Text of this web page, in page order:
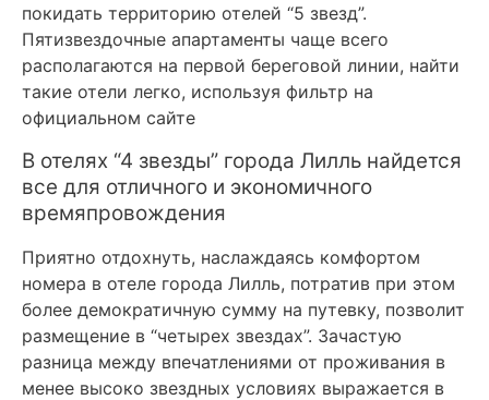
покидать территорию отелей “5 звезд”.
Пятизвездочные апартаменты чаще всего
располагаются на первой береговой линии, найти
такие отели легко, используя фильтр на
официальном сайте
В отелях “4 звезды” города Лилль найдется
все для отличного и экономичного
времяпровождения
Приятно отдохнуть, наслаждаясь комфортом
номера в отеле города Лилль, потратив при этом
более демократичную сумму на путевку, позволит
размещение в “четырех звездах”. Зачастую
разница между впечатлениями от проживания в
менее высоко звездных условиях выражается в